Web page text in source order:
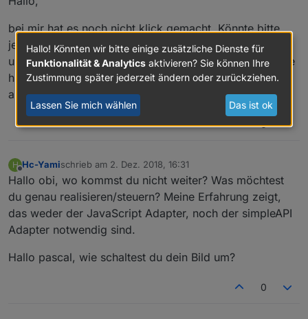
bei mir hat es noch nicht klick gemacht. Könnte bitte
jemand mal mit ein paar worten erklären was man wo
und wie konfigurieren muß. Ich habe mittlerweile einige
hier im Forum angebotene scripte ausprobiert, komme
aber leider nicht weiter.
0
H
Offline
Hc-Yamischrieb am 2. Dez. 2018, 16:31
zuletzt editiert von
Hallo obi, wo kommst du nicht weiter? Was möchtest
du genau realisieren/steuern? Meine Erfahrung zeigt,
das weder der JavaScript Adapter, noch der simpleAPI
Adapter notwendig sind.
Hallo pascal, wie schaltest du dein Bild um?
0
Hallo! Könnten wir bitte einige zusätzliche Dienste für
Funktionalität & Analytics aktivieren? Sie können Ihre
Zustimmung später jederzeit ändern oder zurückziehen.
Lassen Sie mich wählen Das ist ok